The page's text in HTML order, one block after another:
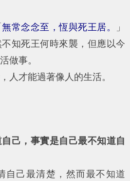
無常念念至，恆與死王居。
」
知死王何時來襲，但應以今
做事。
才能過著像人的生活。
己，事實是自己最不知道自
己最清楚，然而最不知道